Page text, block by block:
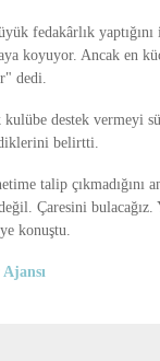
fedakârlık
koyuyor. Ancak en
dedi.
destek vermeyi
belirtti.
talip çıkmadığını
Çaresini
konuştu.